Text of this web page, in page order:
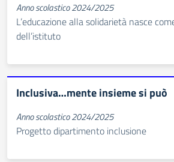
Anno scolastico 2024/2025
L’educazione alla solidarietà nasce
dell’istituto
Inclusiva…mente insieme si può
Anno scolastico 2024/2025
Progetto dipartimento inclusione